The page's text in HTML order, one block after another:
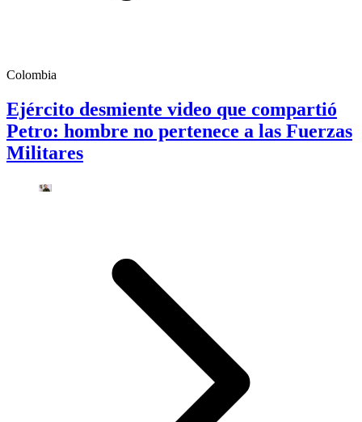
Colombia
Ejército desmiente video que compartió
Petro: hombre no pertenece a las Fuerzas
Militares